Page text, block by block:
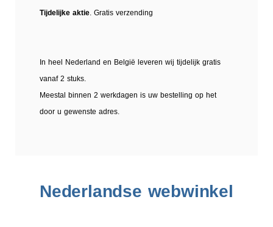
Tijdelijke aktie. Gratis verzending
In heel Nederland en België leveren wij tijdelijk gratis
vanaf 2 stuks.
Meestal binnen 2 werkdagen is uw bestelling op het
door u gewenste adres.
Nederlandse webwinkel